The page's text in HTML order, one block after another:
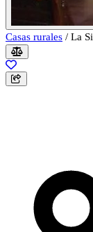
Casas rurales / La